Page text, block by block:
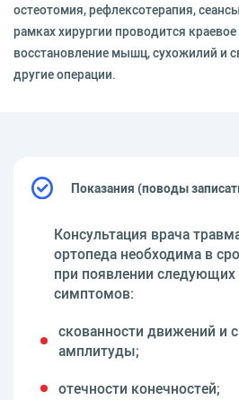
остеотомия, рефлексотерапия,
рамках хирургии проводится краевое
восстановление мышц, сухожилий и
другие операции.
Показания (поводы
Консультация врача
ортопеда необходима в
при появлении
симптомов:
скованности движений и
амплитуды;
отечности конечностей;